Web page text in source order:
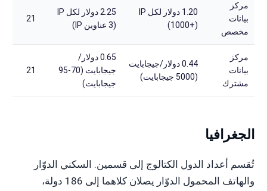
مركز
بيانات
مخصص
1.20 دولار لكل IP
(1000+)
2.25 دولار لكل IP
(3 عناوين IP)
21
مركز
بيانات
مشترك
0.44 دولار/جيجابايت
(5000 جيجابايت)
0.65 دولار/
جيجابايت (70-95
جيجابايت)
21
الجغرافيا
تُقسم أعداد الدول الكتالوج إلى قسمين. السكني الدوّار
والهاتف المحمول الدوّار يصلان كلاهما إلى 186 دولة،